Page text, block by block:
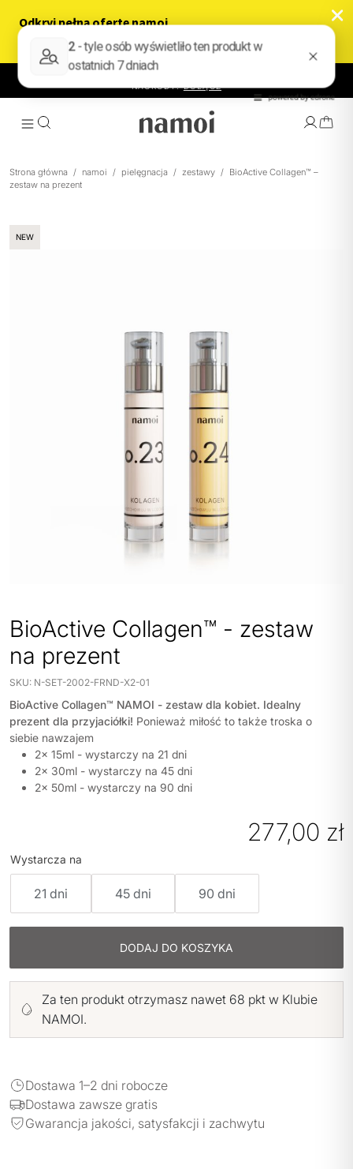
NAGRODY.DOŁĄCZ
JAK TO DZIAŁA
POLITYKA PRYWATNOŚCI
ZWROTY I REKLAMACJE
MOJE KONTO
REGULAMIN KLUBU LOJALNOŚCIOWEGO
Strona główna / namoi / pielęgnacja / zestawy / BioActive Collagen™ –
zestaw na prezent
NEW
BioActive Collagen™ - zestaw
na prezent
SKU: N-SET-2002-FRND-X2-01
BioActive Collagen™ NAMOI - zestaw dla kobiet. Idealny
prezent dla przyjaciółki! Ponieważ miłość to także troska o
siebie nawzajem
2x 15ml - wystarczy na 21 dni
2x 30ml - wystarczy na 45 dni
2x 50ml - wystarczy na 90 dni
277,00 zł
Wystarcza na
21 dni 45 dni 90 dni
DODAJ DO KOSZYKA
Za ten produkt otrzymasz nawet 68 pkt w Klubie
NAMOI.
Dostawa 1–2 dni robocze
Dostawa zawsze gratis
Gwarancja jakości, satysfakcji i zachwytu